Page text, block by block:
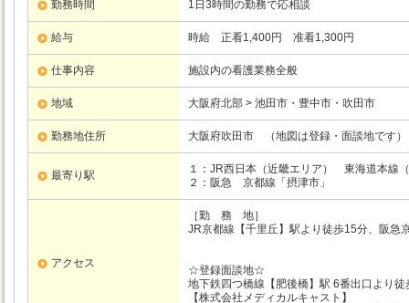
勤務時間 1日3時間の勤務で応相談
給与 時給 正看1,400円 准看1,300円
仕事内容 施設内の看護業務全般
地域 大阪府北部 > 池田市・豊中市・吹田市
勤務地住所 大阪府吹田市 （地図は登録・面談地です）
最寄り駅 １：JR西日本（近畿エリア）
東海道本線
２：阪急
京都線 「摂津市」
アクセス
［勤 務 地］
JR京都線【千里丘】駅より徒歩15分、阪急
☆登録面談地☆
地下鉄四つ橋線【肥後橋】駅 6番出口より徒
【株式会社メディカルキャスト】